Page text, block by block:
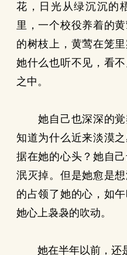
花，日光从绿沉沉的
里，一个校役养着的
的树枝上，黄莺在笼
她什么也听不见，看
之中。
她自己也深深的覚
知道为什么近来淡漠
据在她的心头？她自
泯灭掉。但是她愈是
的占领了她的心，如
她心上袅袅的吹动。
她在半年以前，还是